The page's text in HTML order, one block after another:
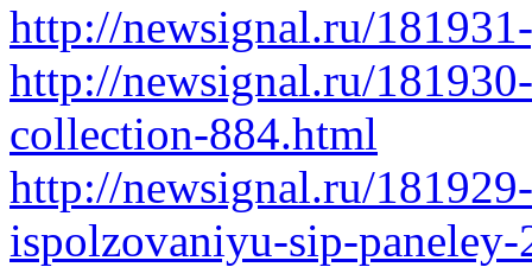
http://newsignal.ru/
http://newsignal.ru/
collection-884.html
http://newsignal.ru/
ispolzovaniyu-sip-